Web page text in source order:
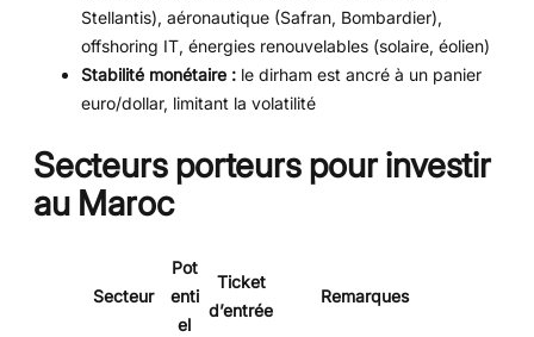
Stellantis), aéronautique (Safran, Bombardier),
offshoring IT, énergies renouvelables (solaire, éolien)
Stabilité monétaire : le dirham est ancré à un panier
euro/dollar, limitant la volatilité
Secteurs porteurs pour investir
au Maroc
Secteur
Pot
enti
el
Ticket
d’entrée
Remarques